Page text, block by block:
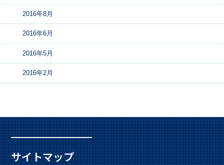
2016年8月
2016年6月
2016年5月
2016年2月
サイトマップ